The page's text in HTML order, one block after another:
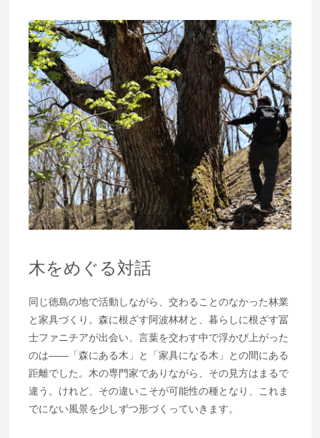
木をめぐる対話
同じ徳島の地で活動しながら、交わることのなかった林業
と家具づくり。森に根ざす阿波林材と、暮らしに根ざす冨
士ファニチアが出会い、言葉を交わす中で浮かび上がった
のは――「森にある木」と「家具になる木」との間にある
距離でした。木の専門家でありながら、その見方はまるで
違う。けれど、その違いこそが可能性の種となり、これま
でにない風景を少しずつ形づくっていきます。